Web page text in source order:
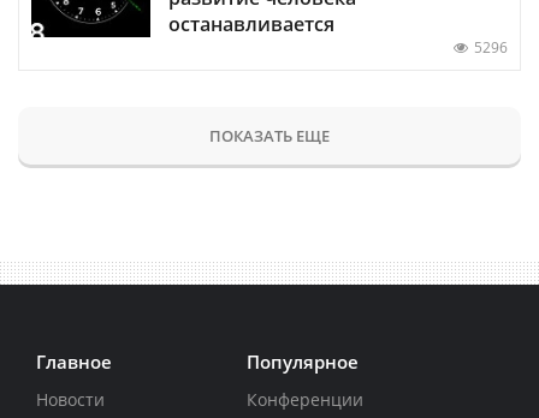
останавливается
5296
ПОКАЗАТЬ ЕЩЕ
Главное
Новости
Популярное
Конференции